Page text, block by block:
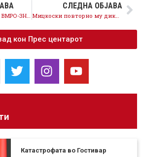
СЛЕДНА ОБЈАВА
Мицкоски повторно му диктира задачи на Обвинителот – Савески треба да си поднесе оставка
кон Прес центарот
Катастрофата во Гостивар